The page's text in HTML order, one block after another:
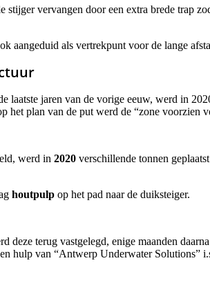
stijger vervangen door een extra brede trap
aangeduid als vertrekpunt voor de lange
laatste jaren van de vorige eeuw, werd in
het plan van de put werd de “zone
werd in 2020 verschillende tonnen
houtpulp op het pad naar de duiksteiger.
deze terug vastgelegd, enige maanden
hulp van “Antwerp Underwater Solutions”